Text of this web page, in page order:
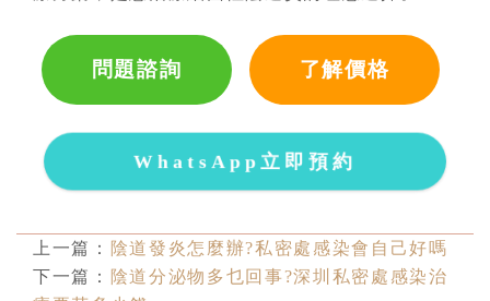
問題諮詢 了解價格
WhatsApp立即預約
上一篇：
陰道發炎怎麼辦?私密處感染會自己好嗎
下一篇：
陰道分泌物多乜回事?深圳私密處感染治